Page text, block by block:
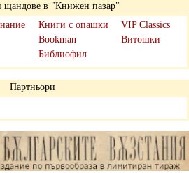
щандове в "Книжен пазар"
Книги с опашки
Bookman
Библиофил
VIP Classics
Витошки
Партньори